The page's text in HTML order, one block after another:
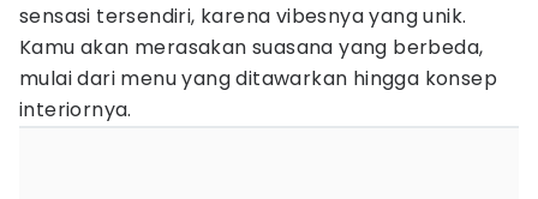
sensasi tersendiri, karena vibesnya yang unik.
Kamu akan merasakan suasana yang berbeda,
mulai dari menu yang ditawarkan hingga konsep
interiornya.